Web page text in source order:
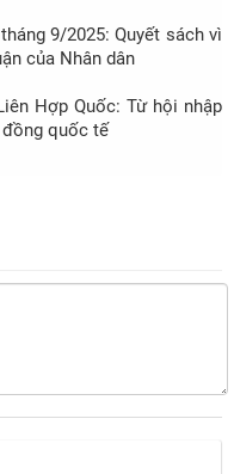
9/2025: Quyết sách vì
của Nhân dân
Hợp Quốc: Từ hội nhập
quốc tế